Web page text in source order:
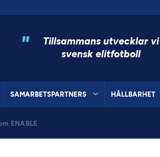
"
Tillsammans utvecklar vi
svensk elitfotboll
SAMARBETSPARTNERS HÅLLBARHET
ENABLE